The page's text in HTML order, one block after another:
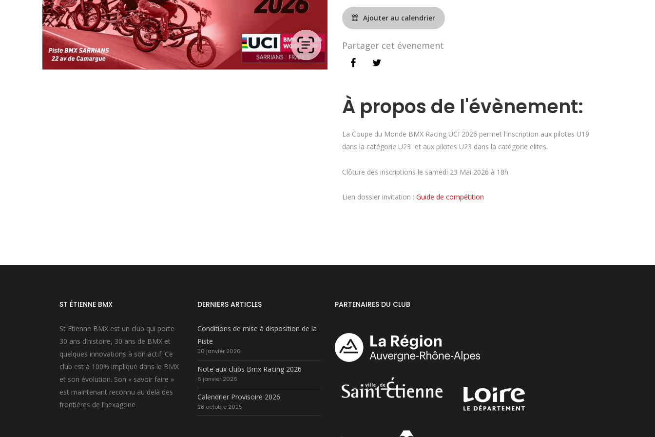
Ajouter au calendrier
Partager cet évenement
À propos de l'évènement:
La Coupe du Monde BMX Racing UCI 2026 permet l’inscription aux pilotes U19
dans la catégorie U23 et aux pilotes U23 dans la catégorie elites.
Clôture des inscriptions le samedi 23 Mai 2026 à 18h
Lien dossier invitation : Guide de compétition
ST ÉTIENNE BMX
St Etienne BMX est un club qui porte
30 ans d’histoire, 30 ans de BMX et
quelques innovations à son actif. Ce
club est à 100% impliqué dans le BMX
et son évolution. Son « savoir faire »
est maintenant reconnu au delà des
frontières de l’hexagone.
DERNIERS ARTICLES
Conditions de mise à disposition de la
Piste
30 janvier 2026
Note aux clubs Bmx Racing 2026
6 janvier 2026
Calendrier Provisoire 2026
28 octobre 2025
PARTENAIRES DU CLUB